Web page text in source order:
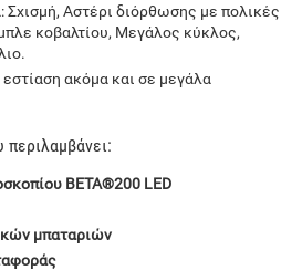
Σχισμή, Αστέρι διόρθωσης με πολικές
κοβαλτίου, Μεγάλος κύκλος,
ακόμα και σε μεγάλα
BETA®200 LED
μπαταριών